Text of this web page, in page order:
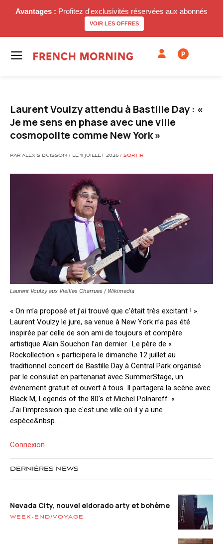
Avantages : Profitez d'exclusivités réservées aux abonnés
VOIR LES OFFRES
P
Laurent Voulzy attendu à Bastille Day : «
Je me sens en phase avec une ville
cosmopolite comme New York »
PAR ALEXIS BUISSON / LE 11 JUILLET 2026 / SORTIR
Laurent Voulzy aux Vieilles Charrues / Wikimedia
« On m’a proposé et j’ai trouvé que c’était très excitant ! ».
Laurent Voulzy le jure, sa venue à New York n’a pas été
inspirée par celle de son ami de toujours et compère
artistique Alain Souchon l’an dernier. Le père de «
Rockollection » participera le dimanche 12 juillet au
traditionnel concert de Bastille Day à Central Park organisé
par le consulat en partenariat avec SummerStage, un
évènement gratuit et ouvert à tous. Il partagera la scène avec
Black M, Legends of the 80’s et Michel Polnareff. «
J'ai l'impression que c'est une ville où il y a une
espèce&nbsp...
Connexion
DERNIÈRES NEWS
Nevada City, nouvel eldorado arty et bohème
WEEK-END/VOYAGE